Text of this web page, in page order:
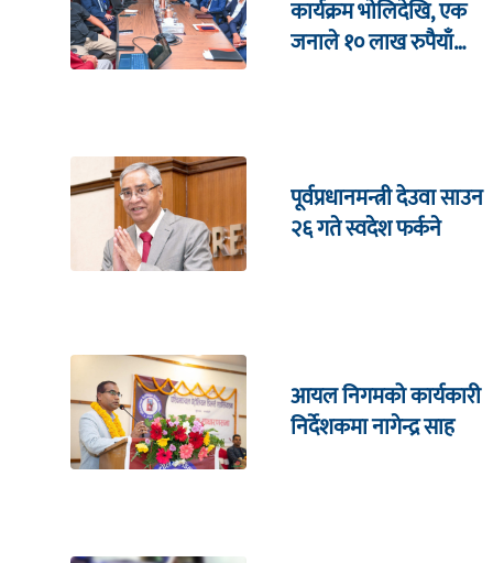
कार्यक्रम भाेलिदेखि, एक
जनाले १० लाख रुपैयाँ
पूर्वप्रधानमन्त्री देउवा साउन
२६ गते स्वदेश फर्कने
आयल निगमको कार्यकारी
निर्देशकमा नागेन्द्र साह